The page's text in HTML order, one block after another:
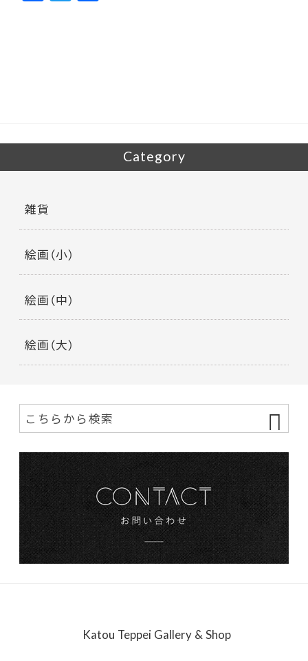
ac w
Category
雑貨
絵画（小）
絵画（中）
絵画（大）
Katou Teppei Gallery & Shop